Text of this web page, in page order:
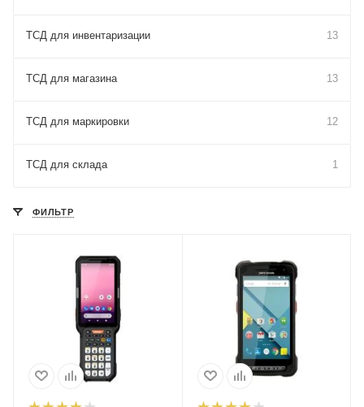
ТСД для инвентаризации 13
ТСД для магазина 13
ТСД для маркировки 12
ТСД для склада 1
ФИЛЬТР